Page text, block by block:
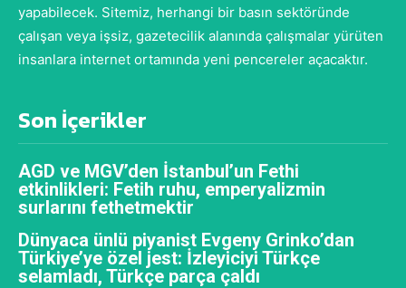
yapabilecek. Sitemiz, herhangi bir basın sektöründe
çalışan veya işsiz, gazetecilik alanında çalışmalar yürüten
insanlara internet ortamında yeni pencereler açacaktır.
Son İçerikler
AGD ve MGV’den İstanbul’un Fethi
etkinlikleri: Fetih ruhu, emperyalizmin
surlarını fethetmektir
Dünyaca ünlü piyanist Evgeny Grinko’dan
Türkiye’ye özel jest: İzleyiciyi Türkçe
selamladı, Türkçe parça çaldı